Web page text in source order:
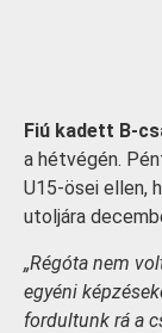
Fiú kadett B-
a hétvégén.
U15-ösei ellen,
utoljára
„Régóta nem
egyéni
fordultunk rá a